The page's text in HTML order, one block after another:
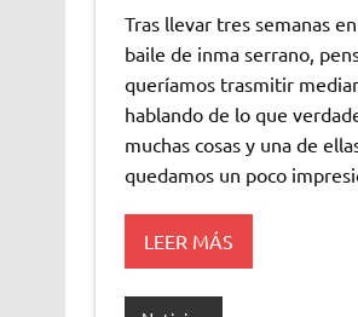
Tras llevar tres semanas
baile de inma serrano,
queríamos trasmitir
hablando de lo que
muchas cosas y una de
quedamos un poco
LEER MÁS